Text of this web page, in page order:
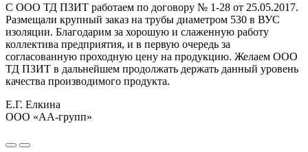
С ООО ТД ПЗИТ работаем по договору № 1-28 от 25.05.2017.
Размещали крупный заказ на трубы диаметром 530 в ВУС
изоляции. Благодарим за хорошую и слаженную работу
коллектива предприятия, и в первую очередь за
согласованную проходную цену на продукцию. Желаем ООО
ТД ПЗИТ в дальнейшем продолжать держать данный уровень
качества производимого продукта.
Е.Г. Елкина
ООО «АА-групп»